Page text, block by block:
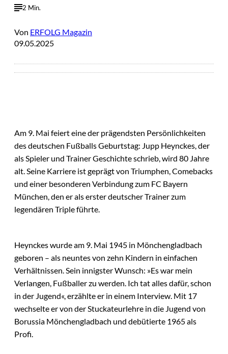
2 Min.
Von ERFOLG Magazin
09.05.2025
Am 9. Mai feiert eine der prägendsten Persönlichkeiten
des deutschen Fußballs Geburtstag: Jupp Heynckes, der
als Spieler und Trainer Geschichte schrieb, wird 80 Jahre
alt. Seine Karriere ist geprägt von Triumphen, Comebacks
und einer besonderen Verbindung zum FC Bayern
München, den er als erster deutscher Trainer zum
legendären Triple führte.
Heynckes wurde am 9. Mai 1945 in Mönchengladbach
geboren – als neuntes von zehn Kindern in einfachen
Verhältnissen. Sein innigster Wunsch: »Es war mein
Verlangen, Fußballer zu werden. Ich tat alles dafür, schon
in der Jugend«, erzählte er in einem Interview. Mit 17
wechselte er von der Stuckateurlehre in die Jugend von
Borussia Mönchengladbach und debütierte 1965 als
Profi.